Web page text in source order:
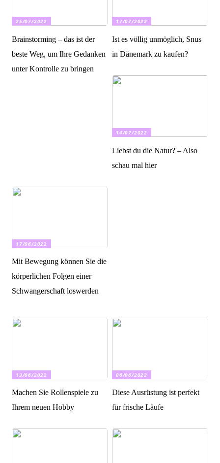
25/07/2022
Brainstorming – das ist der
beste Weg, um Ihre Gedanken
unter Kontrolle zu bringen
17/07/2022
Ist es völlig unmöglich, Snus
in Dänemark zu kaufen?
14/07/2022
Liebst du die Natur? – Also
schau mal hier
17/06/2022
Mit Bewegung können Sie die
körperlichen Folgen einer
Schwangerschaft loswerden
13/06/2022
Machen Sie Rollenspiele zu
Ihrem neuen Hobby
06/06/2022
Diese Ausrüstung ist perfekt
für frische Läufe